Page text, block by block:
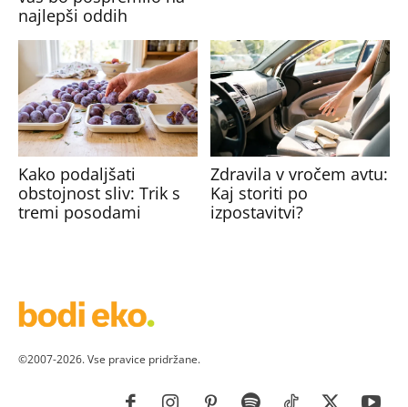
najlepši oddih
Kako podaljšati
obstojnost sliv: Trik s
tremi posodami
Zdravila v vročem avtu:
Kaj storiti po
izpostavitvi?
©2007-2026. Vse pravice pridržane.